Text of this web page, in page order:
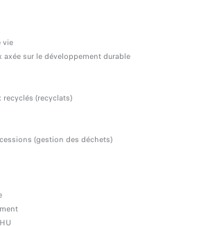
vie
axée sur le développement durable
(recyclats)
(gestion des déchets)